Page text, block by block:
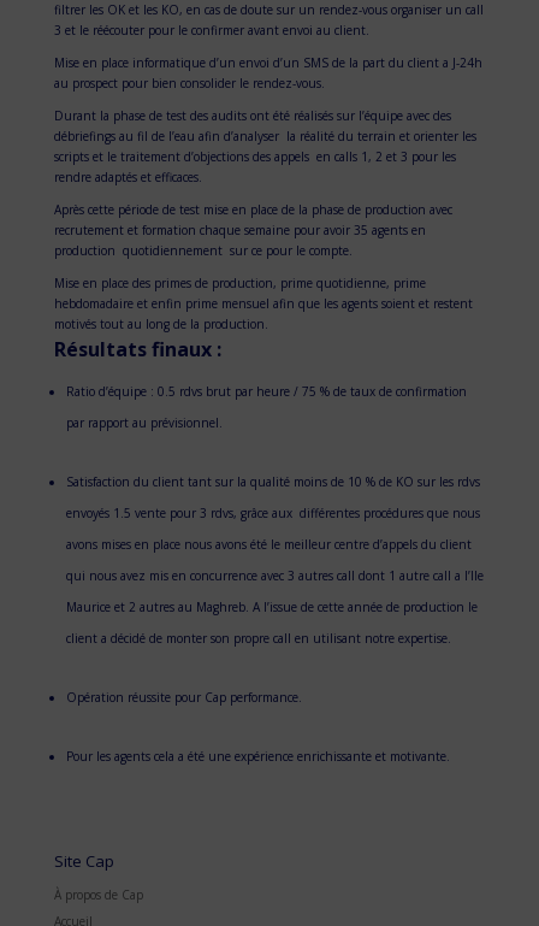
filtrer les OK et les KO, en cas de doute sur un rendez-vous organiser un call
3 et le réécouter pour le confirmer avant envoi au client.
Mise en place informatique d’un envoi d’un SMS de la part du client a J-24h
au prospect pour bien consolider le rendez-vous.
Durant la phase de test des audits ont été réalisés sur l’équipe avec des
débriefings au fil de l’eau afin d’analyser la réalité du terrain et orienter les
scripts et le traitement d’objections des appels en calls 1, 2 et 3 pour les
rendre adaptés et efficaces.
Après cette période de test mise en place de la phase de production avec
recrutement et formation chaque semaine pour avoir 35 agents en
production quotidiennement sur ce pour le compte.
Mise en place des primes de production, prime quotidienne, prime
hebdomadaire et enfin prime mensuel afin que les agents soient et restent
motivés tout au long de la production.
Résultats finaux :
Ratio d’équipe : 0.5 rdvs brut par heure / 75 % de taux de confirmation
par rapport au prévisionnel.
Satisfaction du client tant sur la qualité moins de 10 % de KO sur les rdvs
envoyés 1.5 vente pour 3 rdvs, grâce aux différentes procédures que nous
avons mises en place nous avons été le meilleur centre d’appels du client
qui nous avez mis en concurrence avec 3 autres call dont 1 autre call a l’Ile
Maurice et 2 autres au Maghreb. A l’issue de cette année de production le
client a décidé de monter son propre call en utilisant notre expertise.
Opération réussite pour Cap performance.
Pour les agents cela a été une expérience enrichissante et motivante.
Site Cap
À propos de Cap
Accueil